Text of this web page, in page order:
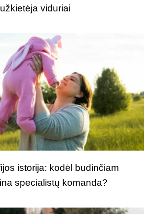
viduriai
istorija: kodėl budinčiam
specialistų komanda?